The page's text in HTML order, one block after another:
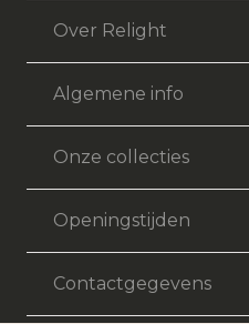
Over Relight
Algemene info
Onze collecties
Openingstijden
Contactgegevens